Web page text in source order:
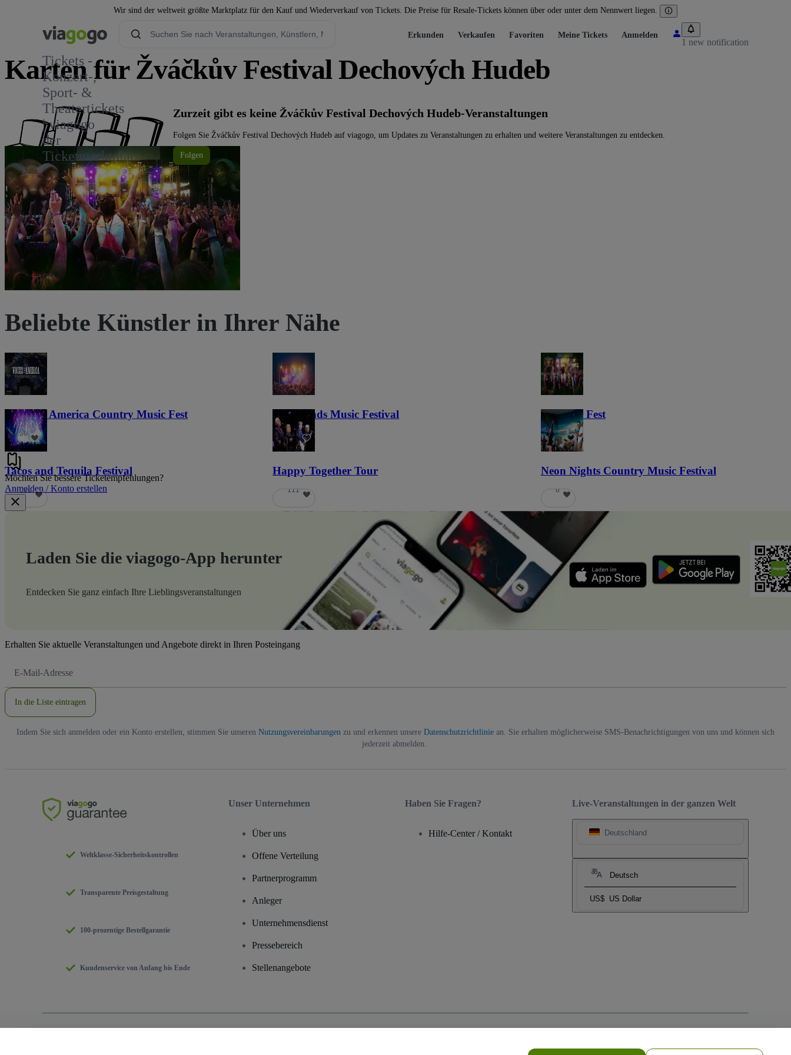
Wir sind der weltweit größte Marktplatz für den Kauf und Wiederverkauf von Tickets. Die Preise für Resale-Tickets können über oder unter dem Nennwert liegen.
Tickets -
Konzert-,
Sport- &
Theatertickets
| viagogo
der
Ticketmarktplatz
Erkunden Verkaufen Favoriten Meine Tickets Anmelden
1 new notification
Karten für Žváčkův Festival Dechových Hudeb
Zurzeit gibt es keine Žváčkův Festival Dechových Hudeb-Veranstaltungen
Folgen Sie Žváčkův Festival Dechových Hudeb auf viagogo, um Updates zu Veranstaltungen zu erhalten und weitere Veranstaltungen zu entdecken.
Folgen
Beliebte Künstler in Ihrer Nähe
Voices of America Country Music Fest
36
Lost Lands Music Festival
121
Haunted Fest
58
Tacos and Tequila Festival
690
Happy Together Tour
111
Neon Nights Country Music Festival
6
Möchten Sie bessere Ticketempfehlungen?
Anmelden / Konto erstellen
Laden Sie die viagogo-App herunter
Entdecken Sie ganz einfach Ihre Lieblingsveranstaltungen
Erhalten Sie aktuelle Veranstaltungen und Angebote direkt in Ihren Posteingang
Mail-
In die Liste eintragen
Indem Sie sich anmelden oder ein Konto erstellen, stimmen Sie unseren Nutzungsvereinbarungen zu und erkennen unsere Datenschutzrichtlinie an. Sie erhalten möglicherweise SMS-Benachrichtigungen von uns und können sich
jederzeit abmelden.
Live-Veranstaltungen in der ganzen Welt
Deutschland
Deutsch
US$ US Dollar
Weltklasse-Sicherheitskontrollen
Transparente Preisgestaltung
100-prozentige Bestellgarantie
Kundenservice von Anfang bis Ende
Unser Unternehmen
Über uns
Offene Verteilung
Partnerprogramm
Anleger
Unternehmensdienst
Pressebereich
Stellenangebote
Haben Sie Fragen?
Hilfe-Center / Kontakt
Datenschutzrichtlinie für Mobilanwendungen